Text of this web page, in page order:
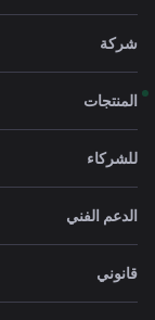
شركة
المنتجات
للشركاء
الدعم الفني
قانوني